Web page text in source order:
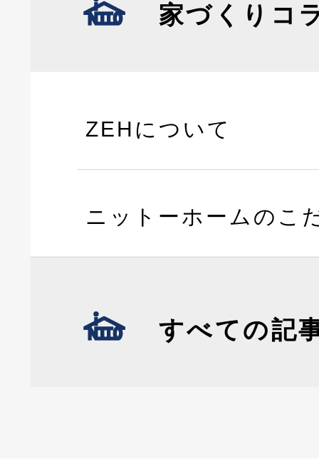
家づくりコ
ZEHについて
ニットーホームのこ
すべての記